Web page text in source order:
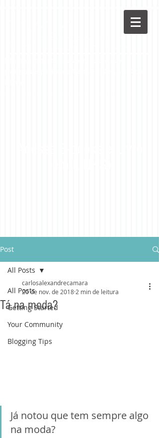
Post
All Posts
Getting Started
Your Community
Blogging Tips
All Posts
Tá na moda?
carlosalexandrecamara
20 de nov. de 2018 2 min de leitura
Já notou que tem sempre algo
na moda?